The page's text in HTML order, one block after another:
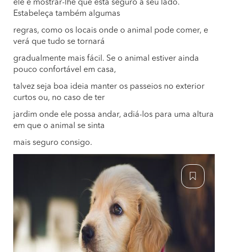
ele e mostrar-lhe que está seguro a seu lado.
Estabeleça também algumas
regras, como os locais onde o animal pode comer, e
verá que tudo se tornará
gradualmente mais fácil. Se o animal estiver ainda
pouco confortável em casa,
talvez seja boa ideia manter os passeios no exterior
curtos ou, no caso de ter
jardim onde ele possa andar, adiá-los para uma altura
em que o animal se sinta
mais seguro consigo.